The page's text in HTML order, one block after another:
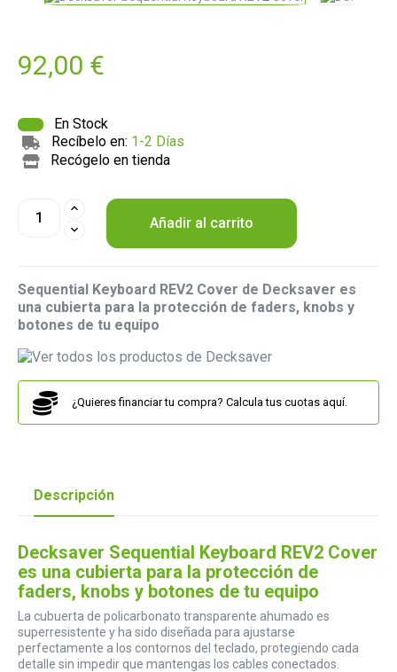
92,00 €
En Stock
Recíbelo en: 1-2 Días
Recógelo en tienda
Añadir al carrito
Sequential Keyboard REV2 Cover de Decksaver es
una cubierta para la protección de faders, knobs y
botones de tu equipo
¿Quieres financiar tu compra? Calcula tus cuotas aquí.
Descripción
Decksaver Sequential Keyboard REV2 Cover
es una cubierta para la protección de
faders, knobs y botones de tu equipo
La cubuerta de policarbonato transparente ahumado es
superresistente y ha sido diseñada para ajustarse
perfectamente a los contornos del teclado, protegiendo cada
detalle sin impedir que mantengas los cables conectados.